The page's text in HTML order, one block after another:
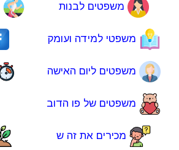
משפטים לבנות
משפטי למידה ועומק
משפטים ליום האישה
משפטים של פו הדוב
מכירים את זה ש